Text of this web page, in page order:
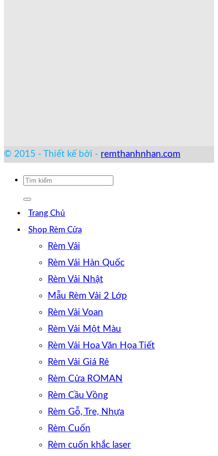
© 2015 - Thiết kế bởi - remthanhnhan.com
Tìm
kiếm:
Trang Chủ
Shop Rèm Cửa
Rèm Vải
Rèm Vải Hàn Quốc
Rèm Vải Nhật
Mẫu Rèm Vải 2 Lớp
Rèm Vải Voan
Rèm Vải Một Màu
Rèm Vải Hoa Văn Họa Tiết
Rèm Vải Giá Rẻ
Rèm Cửa ROMAN
Rèm Cầu Vồng
Rèm Gỗ, Tre, Nhựa
Rèm Cuốn
Rèm cuốn khắc laser